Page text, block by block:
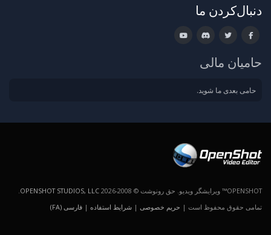
دنبال‌کردن ما
حامیان مالی
حامی بعدی ما شوید.
OPENSHOT™ ویرایشگر ویدیو. حق رونوشت © 2008-2026 OPENSHOT STUDIOS, LLC
تمامی حقوق محفوظ است | حریم خصوصی | شرایط استفاده | فارسی (FA)